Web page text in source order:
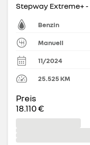
Stepway Extreme+ -
Benzin
Manuell
11/2024
25.525 KM
Preis
18.110 €